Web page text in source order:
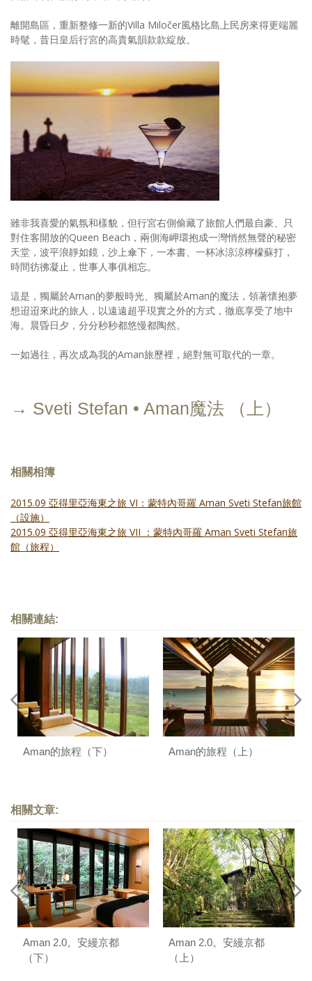
離開島區，重新整修一新的Villa Miločer風格比島上民房來得更端麗
時髦，昔日皇后行宮的高貴氣韻款款綻放。
雖非我喜愛的氣氛和樣貌，但行宮右側偷藏了旅館人們最自豪、只
對住客開放的Queen Beach，兩側海岬環抱成一灣悄然無聲的秘密
天堂，波平浪靜如鏡，沙上傘下，一本書、一杯冰涼涼檸檬蘇打，
時間彷彿凝止，世事人事俱相忘。
這是，獨屬於Aman的夢般時光、獨屬於Aman的魔法，領著懷抱夢
想迢迢來此的旅人，以遠遠超乎現實之外的方式，徹底享受了地中
海。晨昏日夕，分分秒秒都悠慢都陶然。
一如過往，再次成為我的Aman旅歷裡，絕對無可取代的一章。
→ Sveti Stefan • Aman魔法 （上）
相關相簿
2015.09 亞得里亞海東之旅 VI：蒙特內哥羅 Aman Sveti Stefan旅館
（設施）
2015.09 亞得里亞海東之旅 VII ：蒙特內哥羅 Aman Sveti Stefan旅
館（旅程）
相關連結:
Aman的旅程（下） Aman的旅程（上）
相關文章:
Aman 2.0。安縵京都
（下）
Aman 2.0。安縵京都
（上）